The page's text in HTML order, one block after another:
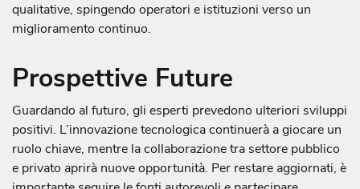
qualitative, spingendo operatori e istituzioni verso un
miglioramento continuo.
Prospettive Future
Guardando al futuro, gli esperti prevedono ulteriori sviluppi
positivi. L’innovazione tecnologica continuerà a giocare un
ruolo chiave, mentre la collaborazione tra settore pubblico
e privato aprirà nuove opportunità. Per restare aggiornati, è